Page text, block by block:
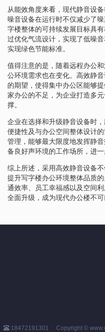
从能效角度来看，现代静音设
噪音设备在运行时不仅减少了
字楼整体的可持续发展目标具
过优化气流设计，实现了低噪
实现绿色节能标准。
值得注意的是，随着远程办公
公环境需求也在变化。高效静
的期望，使得集中办公区能够
家办公的不足，为企业打造多
撑。
企业在选择和升级静音设备时
便捷性及与办公空间整体设计
管理，能够最大限度地发挥静
备良好声环境的工作场所，进
综上所述，采用高效静音设备
提升写字楼办公环境整体品质
通效率、员工幸福感以及空间
全面升级，成为现代办公楼不可
18472191301
Copyright ©